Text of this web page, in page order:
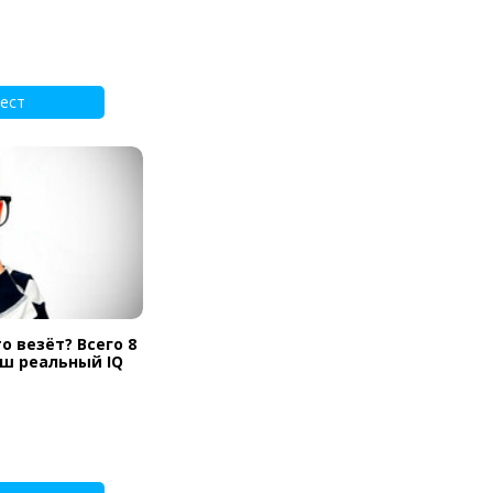
везёт? Всего 8
реальный IQ